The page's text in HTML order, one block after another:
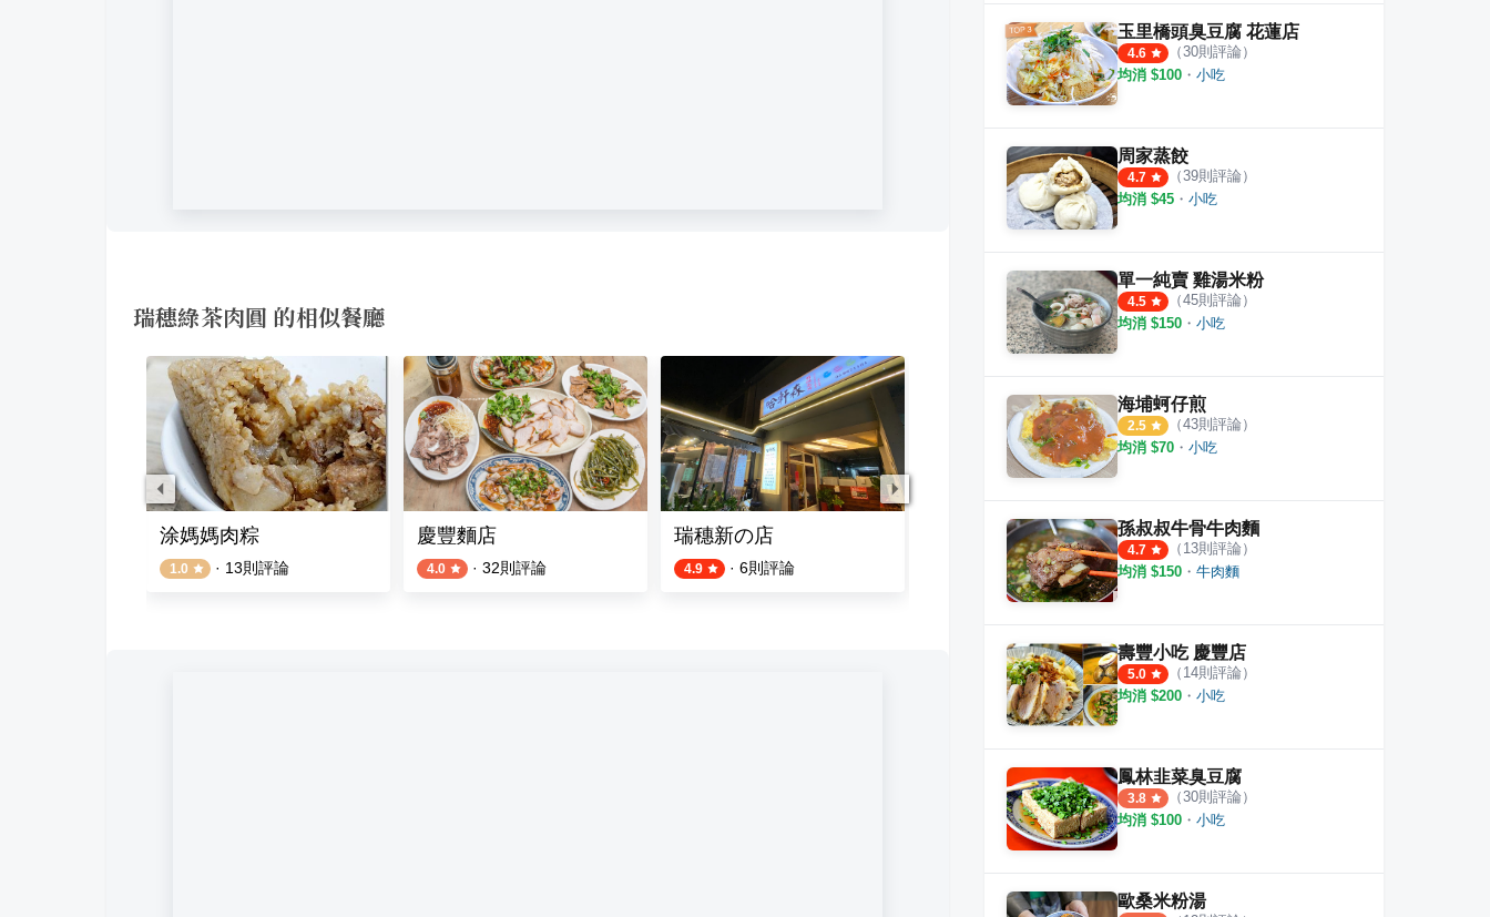
瑞穗綠茶肉圓 的相似餐廳
涂媽媽肉粽
1.0 · 13則評論
慶豐麵店
4.0 · 32則評論
瑞穗新の店
4.9 · 6則評論
張家香腸
24則評論
玉里橋頭臭豆腐 花蓮店
4.6
玉里橋頭臭豆腐 花蓮店
4.6 （30則評論）
均消 $100 ・ 小吃
周家蒸餃
4.7 （39則評論）
均消 $45 ・ 小吃
單一純賣 雞湯米粉
4.5 （45則評論）
均消 $150 ・ 小吃
海埔蚵仔煎
2.5 （43則評論）
均消 $70 ・ 小吃
孫叔叔牛骨牛肉麵
4.7 （ 13則評論）
均消 $150 ・ 牛肉麵
壽豐小吃 慶豐店
5.0 （ 14則評論）
均消 $200 ・ 小吃
鳳林韭菜臭豆腐
3.8 （30則評論）
均消 $100 ・ 小吃
歐桑米粉湯